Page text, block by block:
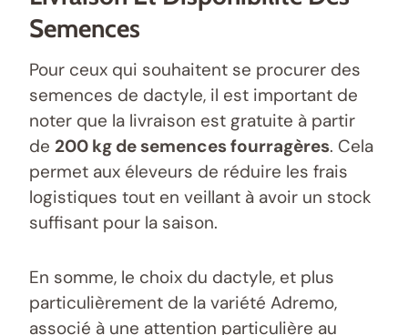
Semences
Pour ceux qui souhaitent se procurer des
semences de dactyle, il est important de
noter que la livraison est gratuite à partir
de 200 kg de semences fourragères. Cela
permet aux éleveurs de réduire les frais
logistiques tout en veillant à avoir un stock
suffisant pour la saison.
En somme, le choix du dactyle, et plus
particulièrement de la variété Adremo,
associé à une attention particulière au